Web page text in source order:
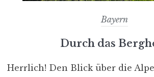
Bayern
Durch das
Herrlich! Den Blick über die